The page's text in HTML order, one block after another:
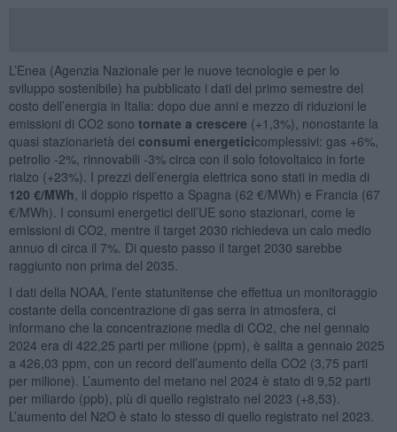
L’Enea (Agenzia Nazionale per le nuove tecnologie e per lo
sviluppo sostenibile) ha pubblicato i dati del primo semestre del
costo dell’energia in Italia: dopo due anni e mezzo di riduzioni le
emissioni di CO2 sono tornate a crescere (+1,3%), nonostante la
quasi stazionarietà dei consumi energeticicomplessivi: gas +6%,
petrolio -2%, rinnovabili -3% circa con il solo fotovoltaico in forte
rialzo (+23%). I prezzi dell’energia elettrica sono stati in media di
120 €/MWh , il doppio rispetto a Spagna (62 €/MWh) e Francia (67
€/MWh). I consumi energetici dell’UE sono stazionari, come le
emissioni di CO2, mentre il target 2030 richiedeva un calo medio
annuo di circa il 7%. Di questo passo il target 2030 sarebbe
raggiunto non prima del 2035.
I dati della NOAA, l’ente statunitense che effettua un monitoraggio
costante della concentrazione di gas serra in atmosfera, ci
informano che la concentrazione media di CO2, che nel gennaio
2024 era di 422,25 parti per milione (ppm), è salita a gennaio 2025
a 426,03 ppm, con un record dell’aumento della CO2 (3,75 parti
per milione). L’aumento del metano nel 2024 è stato di 9,52 parti
per miliardo (ppb), più di quello registrato nel 2023 (+8,53).
L’aumento del N2O è stato lo stesso di quello registrato nel 2023.